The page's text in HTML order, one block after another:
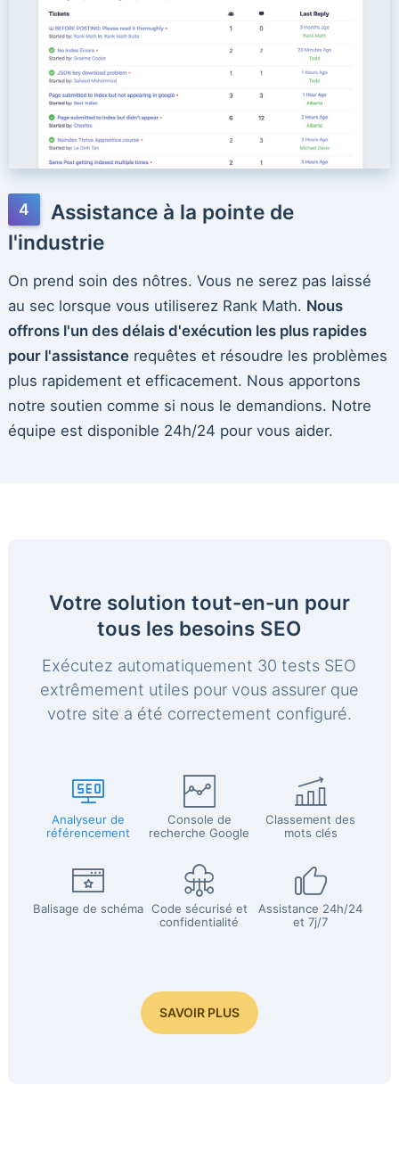
Assistance à la pointe de
l'industrie
On prend soin des nôtres. Vous ne serez pas laissé
au sec lorsque vous utiliserez Rank Math. Nous
offrons l'un des délais d'exécution les plus rapides
pour l'assistancerequêtes et résoudre les problèmes
plus rapidement et efficacement. Nous apportons
notre soutien comme si nous le demandions. Notre
équipe est disponible 24h/24 pour vous aider.
Votre solution tout-en-un pour
tous les besoins SEO
Exécutez automatiquement 30 tests SEO
extrêmement utiles pour vous assurer que
votre site a été correctement configuré.
Analyseur de
référencement
Console de
recherche Google
Classement des
mots clés
Balisage de schéma Code sécurisé et
confidentialité
Assistance 24h/24
et 7j/7
SAVOIR PLUS